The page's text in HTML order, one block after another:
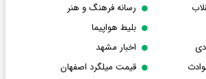
رسانه فرهنگ و هنر
بلیط هواپیما
اخبار مشهد
قیمت میلگرد اصفهان